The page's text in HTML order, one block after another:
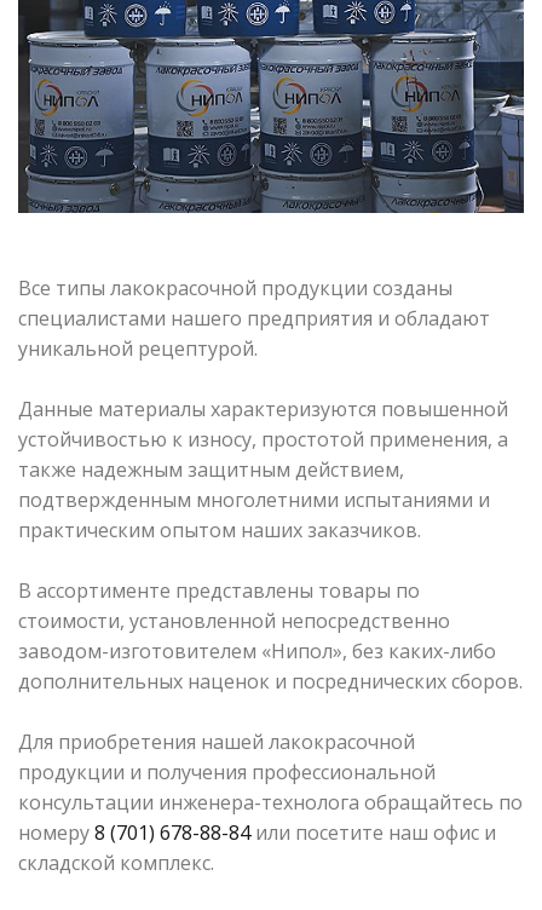
Все типы лакокрасочной продукции созданы
специалистами нашего предприятия и обладают
уникальной рецептурой.
Данные материалы характеризуются повышенной
устойчивостью к износу, простотой применения, а
также надежным защитным действием,
подтвержденным многолетними испытаниями и
практическим опытом наших заказчиков.
В ассортименте представлены товары по
стоимости, установленной непосредственно
заводом-изготовителем «Нипол», без каких-либо
дополнительных наценок и посреднических сборов.
Для приобретения нашей лакокрасочной
продукции и получения профессиональной
консультации инженера-технолога обращайтесь по
номеру8 (701) 678-88-84или посетите наш офис и
складской комплекс.